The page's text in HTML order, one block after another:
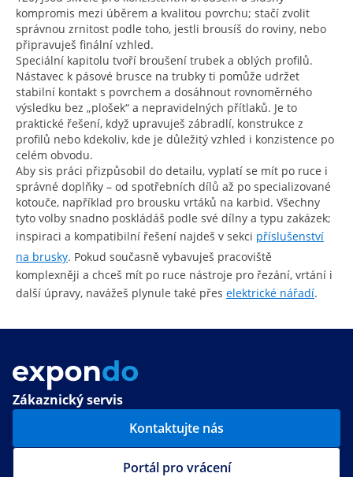
kompromis mezi úběrem a kvalitou povrchu; stačí zvolit
správnou zrnitost podle toho, jestli brousíš do roviny, nebo
připravuješ finální vzhled.
Speciální kapitolu tvoří broušení trubek a oblých profilů.
Nástavec k pásové brusce na trubky ti pomůže udržet
stabilní kontakt s povrchem a dosáhnout rovnoměrného
výsledku bez „plošek“ a nepravidelných přítlaků. Je to
praktické řešení, když upravuješ zábradlí, konstrukce z
profilů nebo kdekoliv, kde je důležitý vzhled i konzistence po
celém obvodu.
Aby sis práci přizpůsobil do detailu, vyplatí se mít po ruce i
správné doplňky – od spotřebních dílů až po specializované
kotouče, například pro brousku vrtáků na karbid. Všechny
tyto volby snadno poskládáš podle své dílny a typu zakázek;
inspiraci a kompatibilní řešení najdeš v sekci příslušenství
na brusky. Pokud současně vybavuješ pracoviště
komplexněji a chceš mít po ruce nástroje pro řezání, vrtání i
další úpravy, navážeš plynule také přes elektrické nářadí.
Zákaznický servis
Kontaktujte nás
Portál pro vrácení